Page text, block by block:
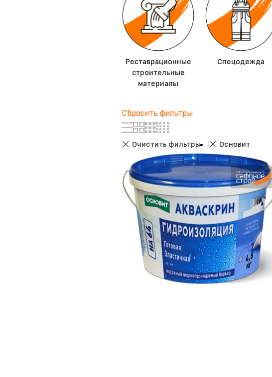
Реставрационные
строительные
материалы
Спецодежда
Сбросить фильтры
Очистить фильтры
Основит